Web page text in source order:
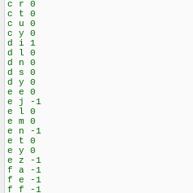
c r 0
c t 0
c u 0
c y 0
d i 1
d l 0
d n 0
d s 0
d y 0
e e 0
e j -1
e l 0
e m 0
e n -1
e t 0
e y 0
e z -1
f a -1
f e -1
f f -1